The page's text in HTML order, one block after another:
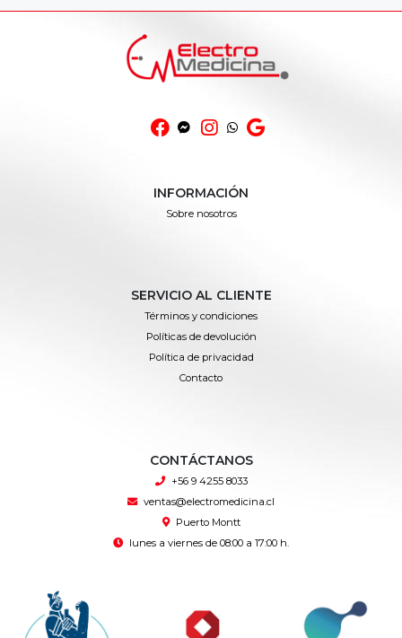
INFORMACIÓN
Sobre nosotros
SERVICIO AL CLIENTE
Términos y condiciones
Políticas de devolución
Política de privacidad
Contacto
CONTÁCTANOS
+56 9 4255 8033
ventas@electromedicina.cl
Puerto Montt
lunes a viernes de 08:00 a 17:00 h.